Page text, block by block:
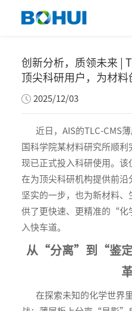
创新分析，质领未来 |
顶尖科研用户，为材料
2025/12/03
近日，AIS的TLC-CMS薄
国科学院某材料研究所顺利
现已正式投入科研使用。
在为顶尖科研机构提供前沿
坚实的一步，也为新材料
供了更快速、更精准的“化
入快车道。
从“分离”到“鉴
在探索未知的化学世界